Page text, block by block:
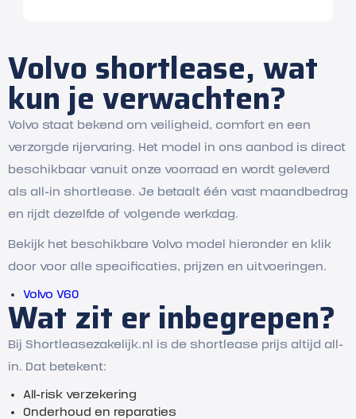
Volvo shortlease, wat
kun je verwachten?
Volvo staat bekend om veiligheid, comfort en een
verzorgde rijervaring. Het model in ons aanbod is direct
beschikbaar vanuit onze voorraad en wordt geleverd
als all-in shortlease. Je betaalt één vast maandbedrag
en rijdt dezelfde of volgende werkdag.
Bekijk het beschikbare Volvo model hieronder en klik
door voor alle specificaties, prijzen en uitvoeringen.
Volvo V60
Wat zit er inbegrepen?
Bij Shortleasezakelijk.nl is de shortlease prijs altijd all-
in. Dat betekent:
All-risk verzekering
Onderhoud en reparaties